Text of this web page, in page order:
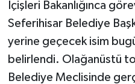
İçişleri Bakanlığınca
Seferihisar Belediye
yerine geçecek isim
belirlendi. Olağanüstü
Belediye Meclisinde